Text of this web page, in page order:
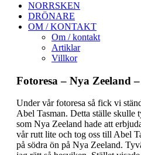
NORRSKEN
DRÖNARE
OM / KONTAKT
Om / kontakt
Artiklar
Villkor
Fotoresa – Nya Zeeland
Under vår fotoresa så fick vi
Abel Tasman. Detta ställe skulle
som Nya Zeeland hade att
vår rutt lite och tog oss till Abel
på södra ön på Nya Zeeland.